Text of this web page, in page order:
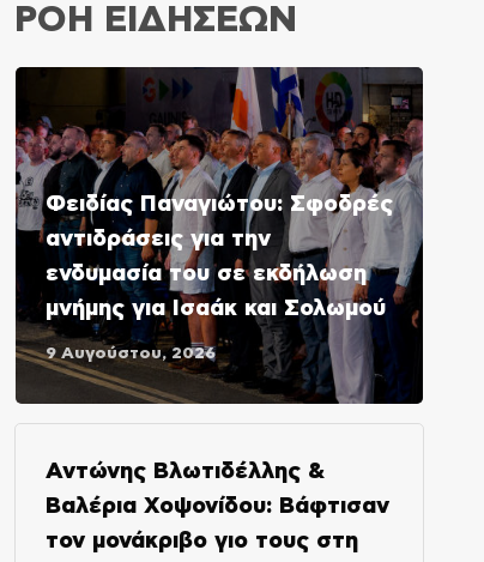
ΡΟΗ ΕΙΔΗΣΕΩΝ
Φειδίας Παναγιώτου: Σφοδρές
αντιδράσεις για την
ενδυμασία του σε εκδήλωση
μνήμης για Ισαάκ και Σολωμού
9 Αυγούστου, 2026
Αντώνης Βλωτιδέλλης &
Βαλέρια Χοψονίδου: Βάφτισαν
τον μονάκριβο γιο τους στη